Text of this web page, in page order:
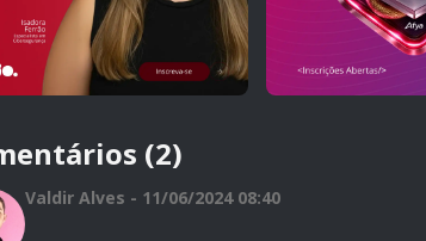
(2)
Valdir Alves - 11/06/2024 08:40